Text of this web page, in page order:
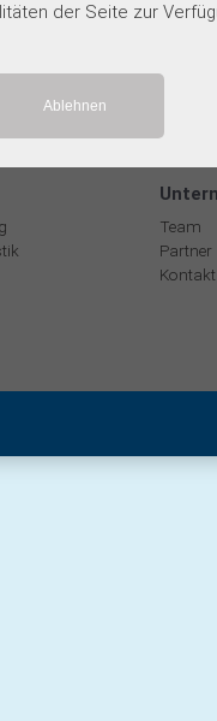
der Seite zur
Team
Partner
Kontakt